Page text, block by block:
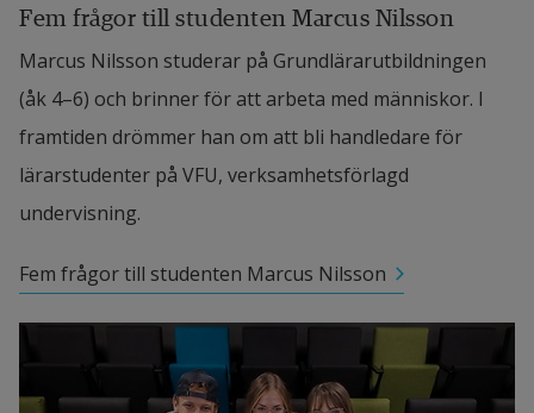
Fem frågor till studenten Marcus Nilsson
Marcus Nilsson studerar på Grundlärarutbildningen
(åk 4–6) och brinner för att arbeta med människor. I
framtiden drömmer han om att bli handledare för
lärarstudenter på VFU, verksamhetsförlagd
undervisning.
Fem frågor till studenten Marcus Nilsson